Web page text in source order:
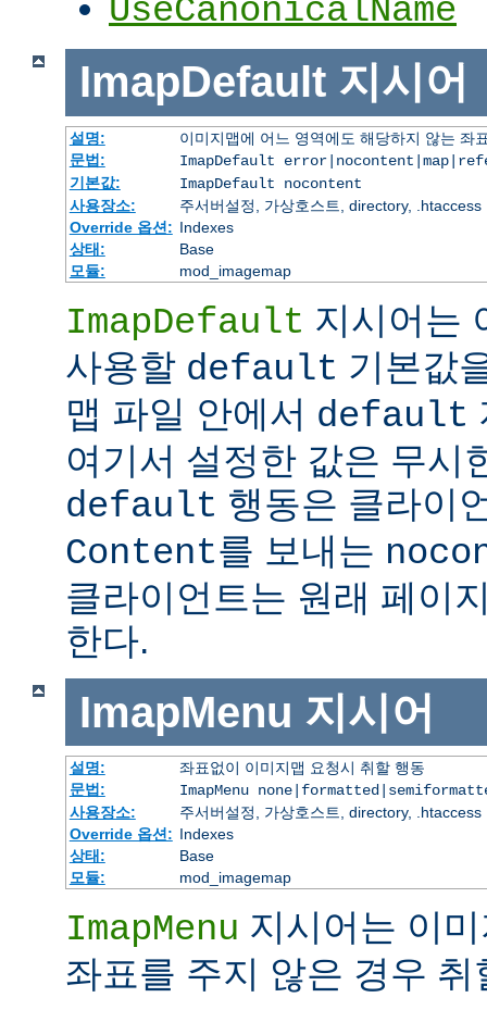
UseCanonicalName
ImapDefault 지시어
설명:
이미지맵에 어느 영역에도 해당하지 않는 좌
문법:
ImapDefault
기본값:
ImapDefault nocontent
사용장소:
주서버설정, 가상호스트, directory, .htaccess
Override 옵션: Indexes
상태:
Base
모듈:
mod_imagemap
ImapDefault 지시어는
사용할 default 기본값
맵 파일 안에서 default
여기서 설정한 값은 무시
default 행동은 클라이
Content를 보내는
클라이언트는 원래 페이
한다.
ImapMenu 지시어
설명:
좌표없이 이미지맵 요청시 취할 행동
문법:
ImapMenu
사용장소:
주서버설정, 가상호스트, directory, .htaccess
Override 옵션: Indexes
상태:
Base
모듈:
mod_imagemap
ImapMenu 지시어는 이
좌표를 주지 않은 경우